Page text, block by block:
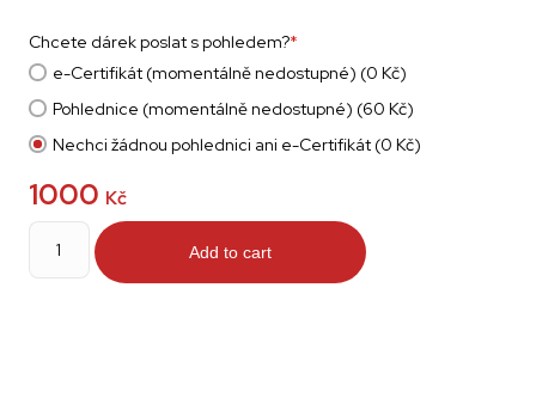
Chcete dárek poslat s pohledem?*
e-Certifikát (momentálně nedostupné) (0 Kč)
Pohlednice (momentálně nedostupné) (60 Kč)
Nechci žádnou pohlednici ani e-Certifikát (0 Kč)
1000 Kč
Terapeutické
jídlo
quantity
Add to cart